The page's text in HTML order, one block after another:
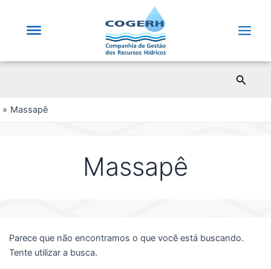
Massapê
Massapê
Parece que não encontramos o que você está buscando.
Tente utilizar a busca.